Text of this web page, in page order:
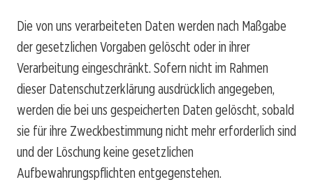
Die von uns verarbeiteten Daten werden nach Maßgabe
der gesetzlichen Vorgaben gelöscht oder in ihrer
Verarbeitung eingeschränkt. Sofern nicht im Rahmen
dieser Datenschutzerklärung ausdrücklich angegeben,
werden die bei uns gespeicherten Daten gelöscht, sobald
sie für ihre Zweckbestimmung nicht mehr erforderlich sind
und der Löschung keine gesetzlichen
Aufbewahrungspflichten entgegenstehen.